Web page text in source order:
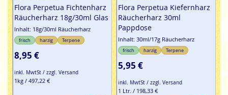
Flora Perpetua Fichtenharz
Räucherharz 18g/30ml Glas
Inhalt: 18g/30ml Räucherharz
frisch harzig Terpene
8,95 €
inkl. MwtSt / zzgl. Versand
1kg / 497,22 €
Flora Perpetua Kiefernharz
Räucherharz 30ml
Pappdose
Inhalt: 30ml/17g Räucherharz
frisch harzig Terpene
5,95 €
inkl. MwtSt / zzgl. Versand
1 Ltr. / 198,33 €